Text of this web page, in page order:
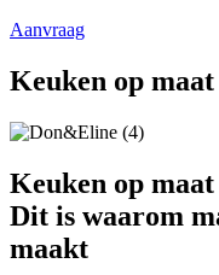
Aanvraag
Keuken op
Keuken op
Dit is waarom
maakt